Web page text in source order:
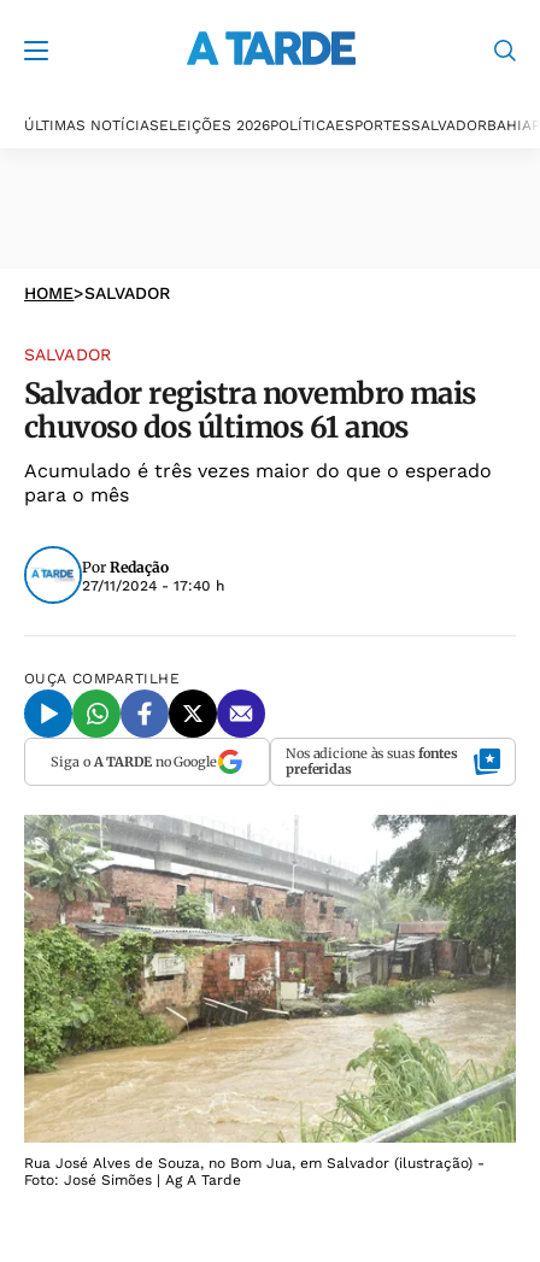
ÚLTIMAS NOTÍCIASELEIÇÕES 2026POLÍTICAESPORTESSALVADORBAHIA
HOME>SALVADOR
SALVADOR
Salvador registra novembro mais
chuvoso dos últimos 61 anos
Acumulado é três vezes maior do que o esperado
para o mês
Por Redação
27/11/2024 - 17:40 h
OUÇA COMPARTILHE
Siga o A TARDEno Google Nos adicione às suas fontes
preferidas
Rua José Alves de Souza, no Bom Jua, em Salvador (ilustração) -
Foto: José Simões | Ag A Tarde